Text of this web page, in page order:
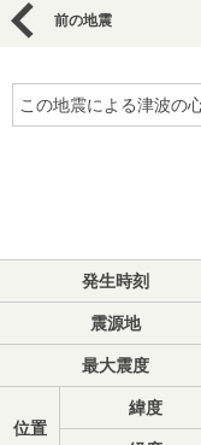
前の地震
この地震による津波の
発生時刻
震源地
最大震度
位置
緯度